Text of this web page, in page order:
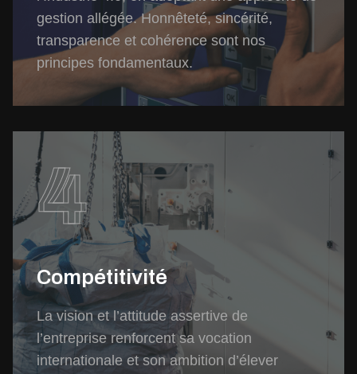
gestion allégée. Honnêteté, sincérité,
transparence et cohérence sont nos
principes fondamentaux.
4
Compétitivité
La vision et l’attitude assertive de
l’entreprise renforcent sa vocation
internationale et son ambition d’élever